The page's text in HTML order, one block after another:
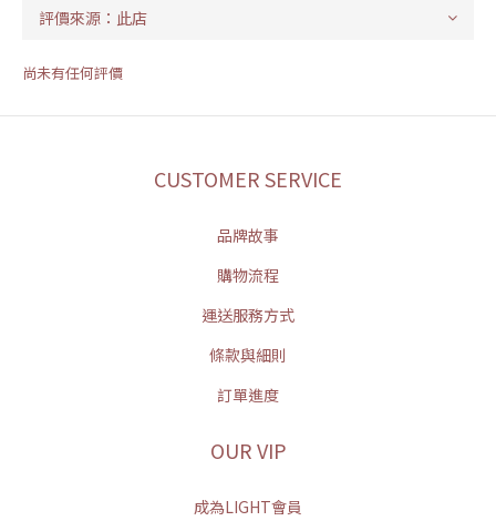
尚未有任何評價
CUSTOMER SERVICE
品牌故事
購物流程
運送服務方式
條款與細則
訂單進度
OUR VIP
成為LIGHT會員